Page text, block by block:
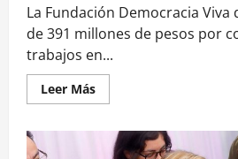
La Fundación Democracia
de 391 millones de pesos por
trabajos en...
Leer MásLeer
más
«No
vamos